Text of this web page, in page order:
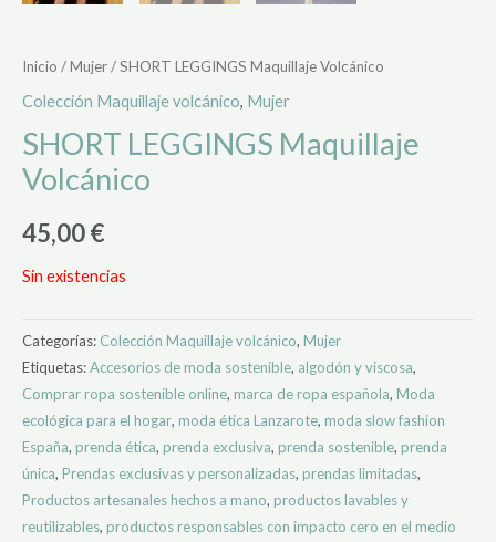
Inicio /Mujer/ SHORT LEGGINGS Maquillaje Volcánico
Colección Maquillaje volcánico, Mujer
SHORT LEGGINGS Maquillaje
Volcánico
45,00€
Sin existencias
Categorías: Colección Maquillaje volcánico, Mujer
Etiquetas:Accesorios de moda sostenible, algodón y viscosa,
Comprar ropa sostenible online, marca de ropa española, Moda
ecológica para el hogar, moda ética Lanzarote, moda slow fashion
España, prenda ética, prenda exclusiva, prenda sostenible, prenda
única, Prendas exclusivas y personalizadas, prendas limitadas,
Productos artesanales hechos a mano, productos lavables y
reutilizables, productos responsables con impacto cero en el medio